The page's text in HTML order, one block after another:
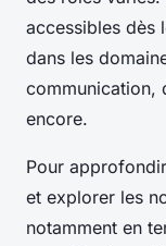
accessibles dès
dans les
communication,
encore.
Pour
et explorer les
notamment en